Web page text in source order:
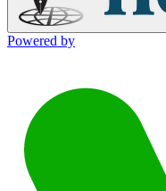
Powered by